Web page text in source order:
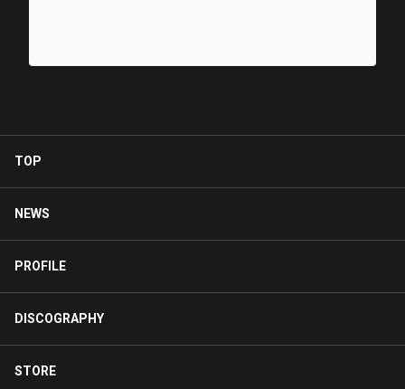
TOP
NEWS
PROFILE
DISCOGRAPHY
STORE